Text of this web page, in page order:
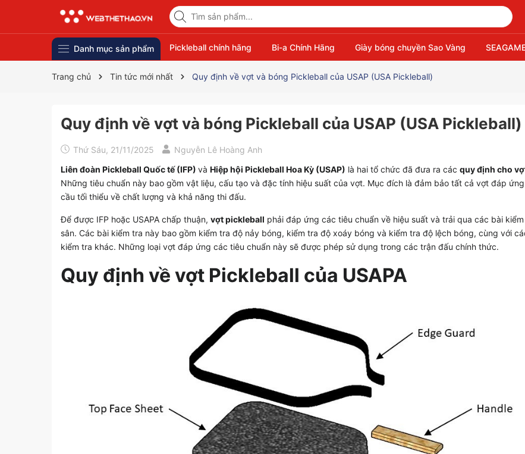
Danh mục sản phẩm Pickleball chính hãng Bi-a Chính Hãng Giày bóng chuyền Sao Vàng
Trang chủ Tin tức mới nhất Quy định về vợt và bóng Pickleball của USAP (USA Pickleball)
Quy định về vợt và bóng Pickleball của USAP (USA Pickleball)
Thứ Sáu, 21/11/2025
Nguyễn Lê Hoàng Anh
Liên đoàn Pickleball Quốc tế (IFP) và Hiệp hội Pickleball Hoa Kỳ (USAP) là hai tổ chức đã đưa ra các quy định cho
Những tiêu chuẩn này bao gồm vật liệu, cấu tạo và đặc tính hiệu suất của vợt. Mục đích là đảm bảo tất cả vợt đáp
cầu tối thiểu về chất lượng và khả năng thi đấu.
Để được IFP hoặc USAPA chấp thuận, vợt pickleball phải đáp ứng các tiêu chuẩn về hiệu suất và trải qua các bài
sân. Các bài kiểm tra này bao gồm kiểm tra độ nảy bóng, kiểm tra độ xoáy bóng và kiểm tra độ lệch bóng, cùng với
kiểm tra khác. Những loại vợt đáp ứng các tiêu chuẩn này sẽ được phép sử dụng trong các trận đấu chính thức.
Quy định về vợt Pickleball của USAPA